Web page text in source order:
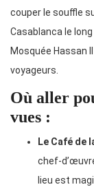
couper le souffle
Casablanca le
Mosquée Hassan
voyageurs.
Où aller
vues :
Le Café de
chef-
lieu est